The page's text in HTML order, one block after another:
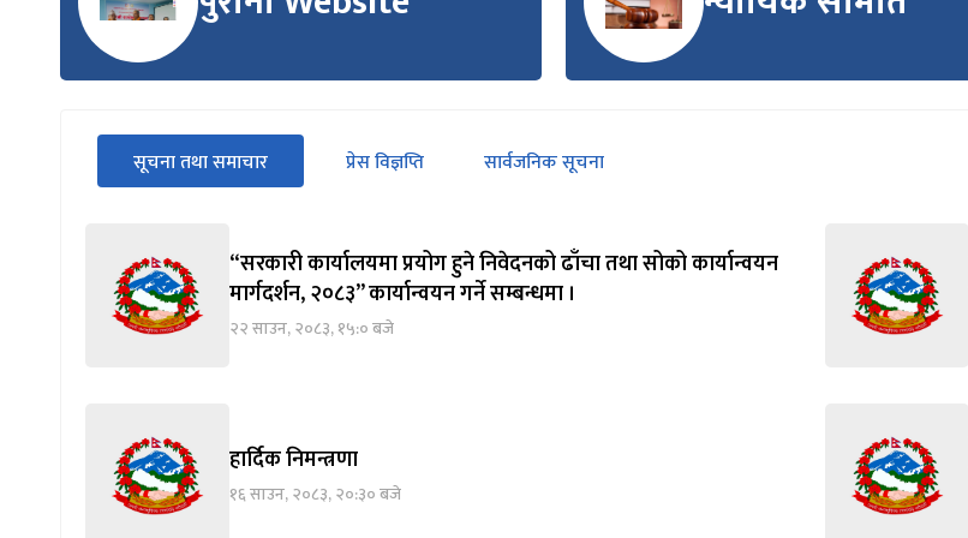
सीधा
पहिलो
जानुहोस्
सूचना तथा समाचार
(सक्रिय ट्याब)
प्रेस विज्ञप्ति सार्वजनिक सूचना
“सरकारी कार्यालयमा प्रयोग हुने निवेदनको ढाँचा तथा सोको कार्यान्वयन
मार्गदर्शन, २०८३” कार्यान्वयन गर्ने सम्बन्धमा ।
२२ साउन, २०८३, १५:० बजे
हार्दिक निमन्त्रणा
१६ साउन, २०८३, २०:३० बजे